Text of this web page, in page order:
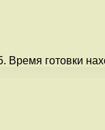
Время готовки